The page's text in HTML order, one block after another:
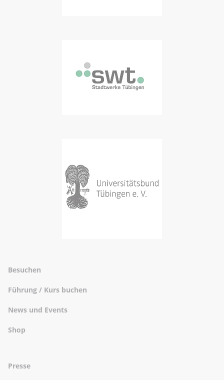
Besuchen
Führung / Kurs buchen
News und Events
Shop
Presse